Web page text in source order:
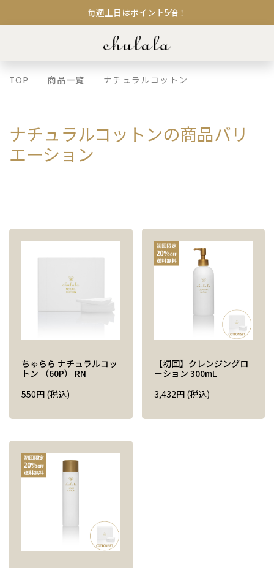
毎週土日はポイント5倍！
TOP 商品一覧 ナチュラルコットン
ナチュラルコットンの商品バリ
エーション
ちゅらら ナチュラルコッ
トン （60P） RN
550円 (税込)
【初回】クレンジングロ
ーション 300mL
3,432円 (税込)